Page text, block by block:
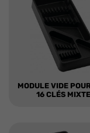
MODULE VIDE
16 CLÉS